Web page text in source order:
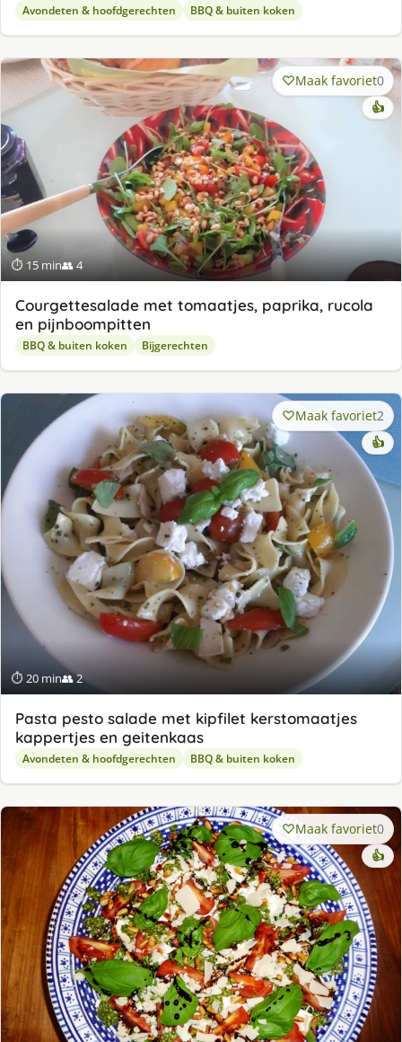
Avondeten & hoofdgerechten BBQ & buiten koken
⏱ 15 min👥 4
Maak favoriet0
👍
Courgettesalade met tomaatjes, paprika, rucola
en pijnboompitten
BBQ & buiten koken Bijgerechten
⏱ 20 min👥 2
Maak favoriet2
👍
Pasta pesto salade met kipfilet kerstomaatjes
kappertjes en geitenkaas
Avondeten & hoofdgerechten BBQ & buiten koken
Maak favoriet0
👍